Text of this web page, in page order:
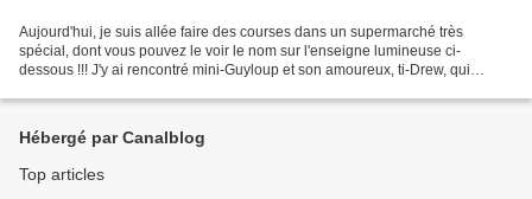
Aujourd'hui, je suis allée faire des courses dans un supermarché très
spécial, dont vous pouvez le voir le nom sur l'enseigne lumineuse ci-
dessous !!! J'y ai rencontré mini-Guyloup et son amoureux, ti-Drew, qui
Hébergé par Canalblog
Top articles